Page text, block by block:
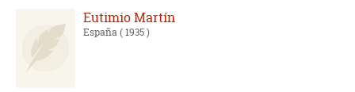
Eutimio Martín
España( 1935 )